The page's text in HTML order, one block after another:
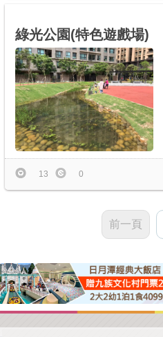
綠光公園(特色遊戲場)
13 0
前一頁